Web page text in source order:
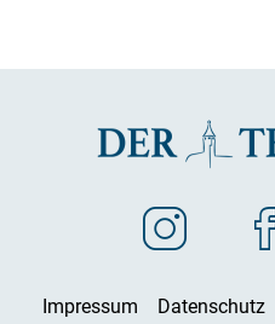
Impressum Datenschutz